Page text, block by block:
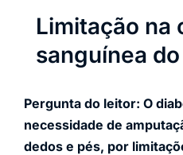
Limitação na
sanguínea
Pergunta do leitor: O
necessidade de
dedos e pés, por